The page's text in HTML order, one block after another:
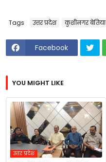
Tags उत्तर प्रदेश कुशीनगर बेतिया
Facebook
YOU MIGHT LIKE
उत्तर प्रदेश